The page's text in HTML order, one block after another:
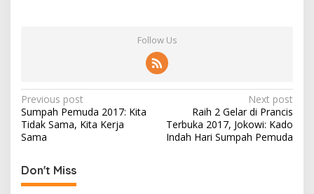
Follow Us
P
o
s
t
n
Previous post
Sumpah Pemuda 2017: Kita
Tidak Sama, Kita Kerja
Sama
Next post
Raih 2 Gelar di Prancis
Terbuka 2017, Jokowi: Kado
Indah Hari Sumpah Pemuda
Don't Miss